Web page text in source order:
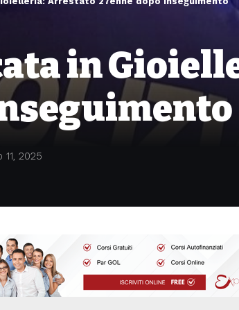
in
2025